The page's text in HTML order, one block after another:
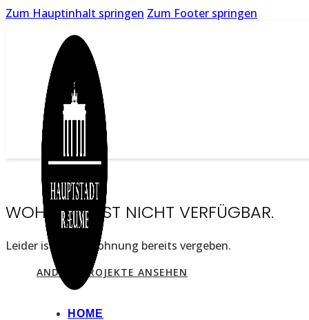
Zum Hauptinhalt springen Zum Footer springen
HOME
WOHNUNG IST NICHT VERFÜGBAR.
Leider ist diese Wohnung bereits vergeben.
ANDERE PROJEKTE ANSEHEN